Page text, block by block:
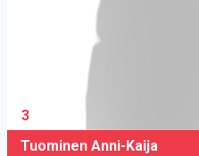
3
Tuominen Anni-Kaija